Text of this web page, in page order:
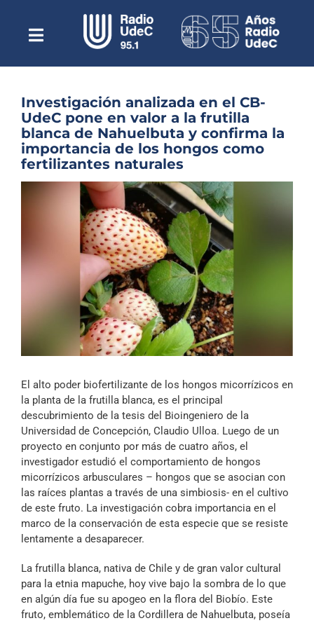
contenidoToggle
NavigationEscuchar Radio UdeC en vivo
Quiénes Somos
Programación
Podcast
Noticias
Reportajes
Columnas
Música Clásica
Especiales
Archivo Sonoro
Investigación analizada en el CB-
UdeC pone en valor a la frutilla
blanca de Nahuelbuta y confirma la
importancia de los hongos como
fertilizantes naturales
El alto poder biofertilizante de los hongos micorrízicos en
la planta de la frutilla blanca, es el principal
descubrimiento de la tesis del Bioingeniero de la
Universidad de Concepción, Claudio Ulloa. Luego de un
proyecto en conjunto por más de cuatro años, el
investigador estudió el comportamiento de hongos
micorrízicos arbusculares – hongos que se asocian con
las raíces plantas a través de una simbiosis- en el cultivo
de este fruto. La investigación cobra importancia en el
marco de la conservación de esta especie que se resiste
lentamente a desaparecer.
La frutilla blanca, nativa de Chile y de gran valor cultural
para la etnia mapuche, hoy vive bajo la sombra de lo que
en algún día fue su apogeo en la flora del Biobío. Este
fruto, emblemático de la Cordillera de Nahuelbuta, poseía